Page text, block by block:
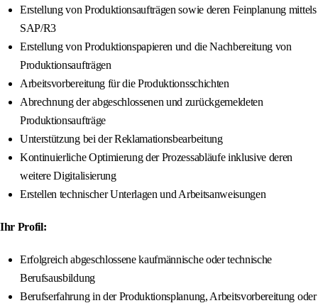
Erstellung von Produktionsaufträgen sowie deren Feinplanung mittels
SAP/R3
Erstellung von Produktionspapieren und die Nachbereitung von
Produktionsaufträgen
Arbeitsvorbereitung für die Produktionsschichten
Abrechnung der abgeschlossenen und zurückgemeldeten
Produktionsaufträge
Unterstützung bei der Reklamationsbearbeitung
Kontinuierliche Optimierung der Prozessabläufe inklusive deren
weitere Digitalisierung
Erstellen technischer Unterlagen und Arbeitsanweisungen
Ihr Profil:
Erfolgreich abgeschlossene kaufmännische oder technische
Berufsausbildung
Berufserfahrung in der Produktionsplanung, Arbeitsvorbereitung oder